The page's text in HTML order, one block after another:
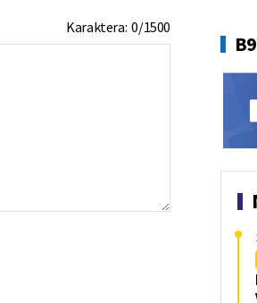
Karaktera:0/1500